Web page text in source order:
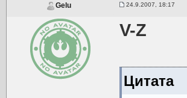
Gelu 24.9.2007, 18:17
V-Z
Цитата